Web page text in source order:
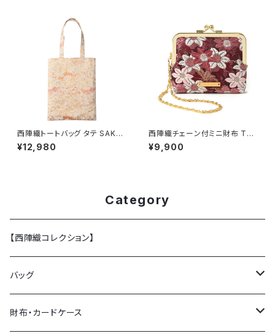
西陣織トートバッグ タテ SAKU
RA / NTL10
¥12,980
西陣織チェーン付ミニ財布 TS
UTSUJI / NWS4
¥9,900
Category
【西陣織コレクション】
バッグ
トートバッグ
財布・カードケース